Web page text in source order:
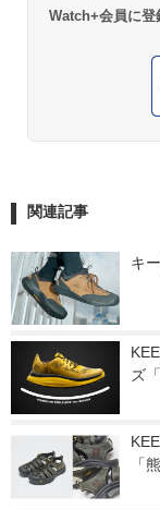
Watch+会員に登
関連記事
キ
ズ
「